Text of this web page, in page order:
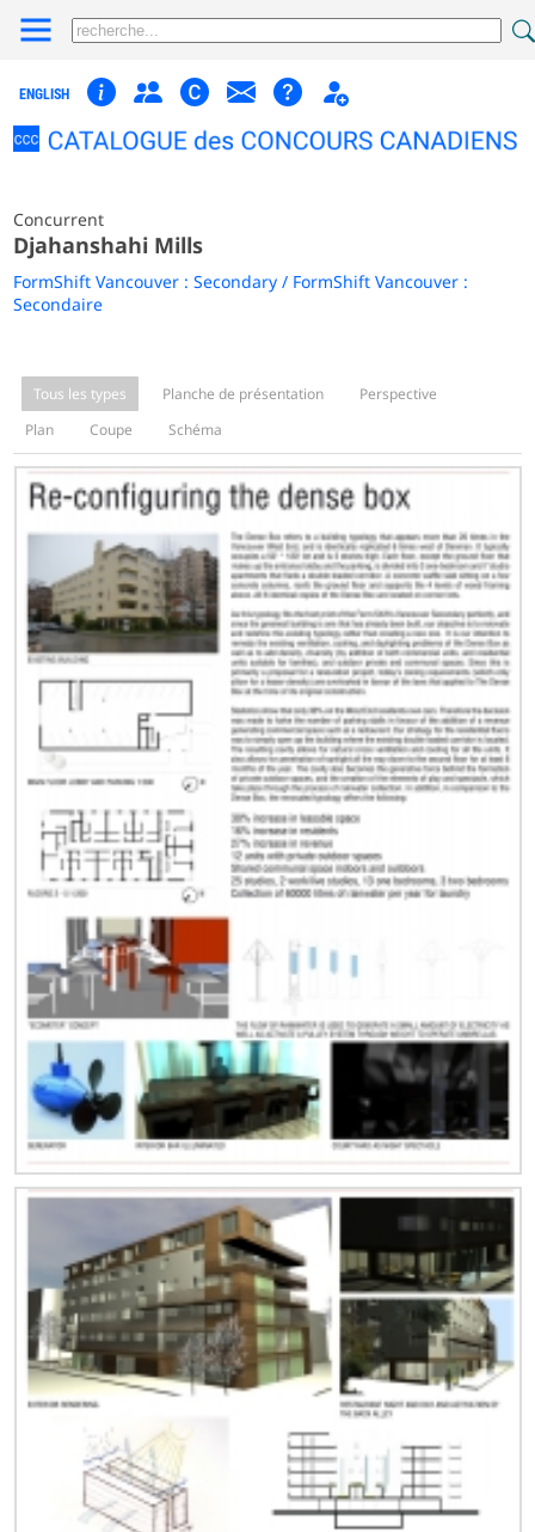
ENGLISH
Concurrent
Djahanshahi Mills
FormShift Vancouver : Secondary / FormShift Vancouver :
Secondaire
Tous les types Planche de présentation
Perspective
Plan
Coupe Schéma